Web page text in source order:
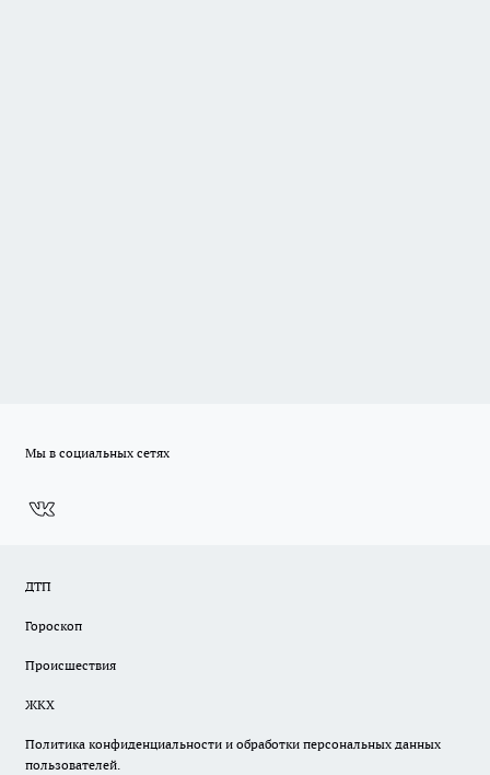
Мы в социальных сетях
ДТП
Гороскоп
Происшествия
ЖКХ
Политика конфиденциальности и обработки персональных данных
пользователей.